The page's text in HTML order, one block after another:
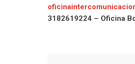
3182619224 – Oficina